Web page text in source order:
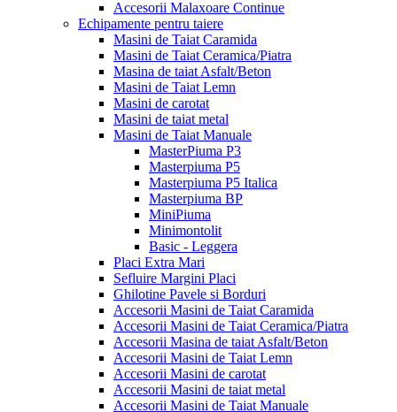
Accesorii Malaxoare Continue
Echipamente pentru taiere
Masini de Taiat Caramida
Masini de Taiat Ceramica/Piatra
Masina de taiat Asfalt/Beton
Masini de Taiat Lemn
Masini de carotat
Masini de taiat metal
Masini de Taiat Manuale
MasterPiuma P3
Masterpiuma P5
Masterpiuma P5 Italica
Masterpiuma BP
MiniPiuma
Minimontolit
Basic - Leggera
Placi Extra Mari
Sefluire Margini Placi
Ghilotine Pavele si Borduri
Accesorii Masini de Taiat Caramida
Accesorii Masini de Taiat Ceramica/Piatra
Accesorii Masina de taiat Asfalt/Beton
Accesorii Masini de Taiat Lemn
Accesorii Masini de carotat
Accesorii Masini de taiat metal
Accesorii Masini de Taiat Manuale